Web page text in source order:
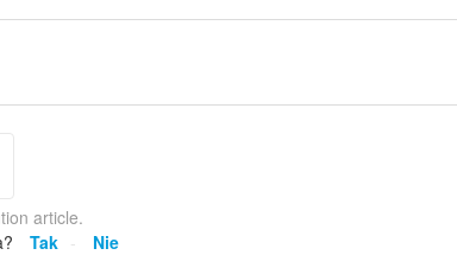
article.
Tak Nie